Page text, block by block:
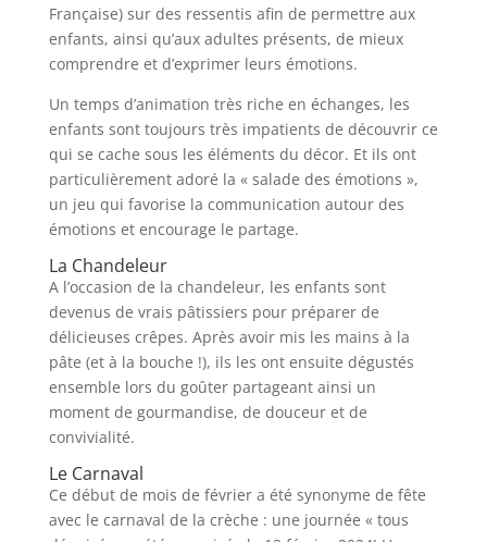
Française) sur des ressentis afin de permettre aux
enfants, ainsi qu’aux adultes présents, de mieux
comprendre et d’exprimer leurs émotions.
Un temps d’animation très riche en échanges, les
enfants sont toujours très impatients de découvrir ce
qui se cache sous les éléments du décor. Et ils ont
particulièrement adoré la « salade des émotions »,
un jeu qui favorise la communication autour des
émotions et encourage le partage.
La Chandeleur
A l’occasion de la chandeleur, les enfants sont
devenus de vrais pâtissiers pour préparer de
délicieuses crêpes. Après avoir mis les mains à la
pâte (et à la bouche !), ils les ont ensuite dégustés
ensemble lors du goûter partageant ainsi un
moment de gourmandise, de douceur et de
convivialité.
Le Carnaval
Ce début de mois de février a été synonyme de fête
avec le carnaval de la crèche : une journée « tous